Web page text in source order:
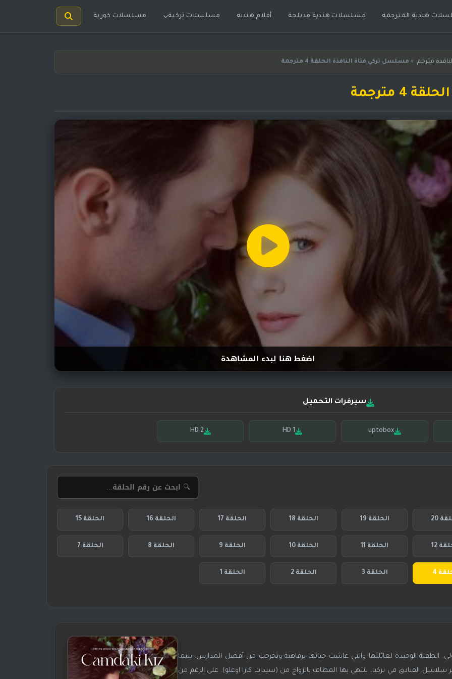
هندية المترجمة مسلسلات هندية مدبلجة أفلام هندية مسلسلات تركية مسلسلات كورية
مترجم » مسلسل تركي فتاة النافذة الحلقة 4 مترجمة
مترجمة
اضغط هنا لبدء المشاهدة
سيرفرات التحميل
uptobox
HD 1
HD 2
20 الحلقة 19 الحلقة 18 الحلقة 17 الحلقة 16 الحلقة 15
12 الحلقة 11 الحلقة 10 الحلقة 9 الحلقة 8 الحلقة 7
4 الحلقة 3 الحلقة 2 الحلقة 1
الطفلة الوحيدة لعائلتها والتي عاشت حياتها برفاهية وتخرجت من أفضل المدارس. بينما
الفنادق في تركيا، ينتهي بها المطاف بالزواج من (سيدات كارا اوغلو). على الرغم من